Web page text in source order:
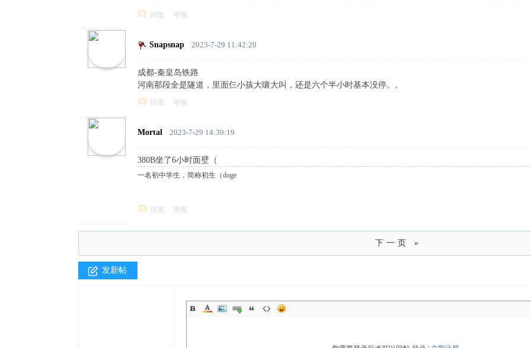
回复 举报
Snapsnap 2023-7-29 11:42:20
成都-秦皇岛铁路
河南那段全是隧道，里面仨小孩大嚷大叫，还是六个半小时基本没停。。
回复 举报
Mortal 2023-7-29 14:39:19
380B坐了6小时面壁（
一名初中学生，简称初生（doge
回复 举报
下一页 »
发新帖